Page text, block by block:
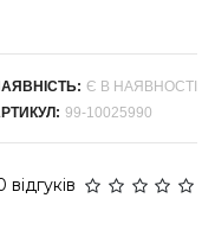
Є В НАЯВНОСТІ
99-10025990
відгуків